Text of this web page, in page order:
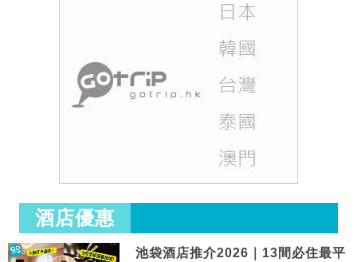
酒店優惠
池袋酒店推介2026｜13間必住最平